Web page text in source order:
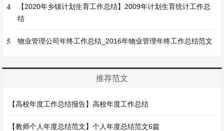
4
【2020年乡镇计划生育工作总结】2009年计划生育统计工作总
结
5 物业管理公司年终工作总结_2016年物业管理年终工作总结范文
推荐范文
【高校年度工作总结报告】高校年度工作总结
【教师个人年度总结范文】个人年度总结范文6篇